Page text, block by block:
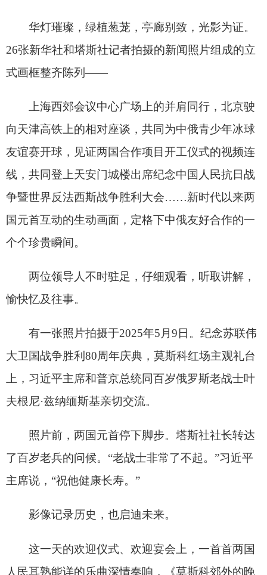
分享:
打印本页 关闭窗口
各县（市）网站 媒体
地州市政府 区政府部门
省区市政府 国家部委局
承办：克孜勒苏柯尔克孜自治州政务公开信息中心
政府网站标识码：6530000002 法律声明 关于我们